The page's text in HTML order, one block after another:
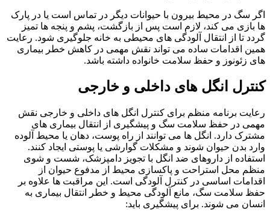
اگر سگ در محیط بیرون با حیوانات دیگر در تماس است یا در پارک‌
ها بازی می‌ کند، لازم است پس از بازگشت، پشم و پنجه‌ ها تمیز
گردد تا از انتقال آلودگی‌ های محیطی به خانه جلوگیری شود. رعایت
همین اقدامات ساده می‌ تواند نقش مهمی در کاهش خطر بیماری‌
های زئونوز و حفظ سلامت خانواده داشته باشد.
کنترل انگل‌ های داخلی و خارجی
رعایت برنامه منظم برای کنترل انگل‌ های داخلی و خارجی نقش
مهمی در حفظ سلامت سگ و پیشگیری از انتقال بیماری‌ های
مشترک دارد. انگل‌ ها می‌ توانند از راه پوست، دهان یا محیط آلوده
وارد بدن حیوان شوند و مشکلات گوارشی یا پوستی ایجاد کنند.
استفاده از داروهای ضد انگل با تجویز دامپزشک، شست‌ و شوی
منظم محل استراحت و پاکسازی محیط از مدفوع حیوان از
اقدامات اساسی در کنترل آلودگی است. این مراقبت‌ ها علاوه بر
حفظ سلامت سگ، مانع آلودگی محیط و خطر انتقال بیماری به
انسان می‌ شوند. برای پیشگیری باید: